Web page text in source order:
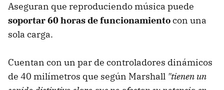
Aseguran que reproduciendo música puede
soportar 60 horas de funcionamientocon una
sola carga.
Cuentan con un par de controladores dinámicos
de 40 milímetros que según Marshall "tienen un